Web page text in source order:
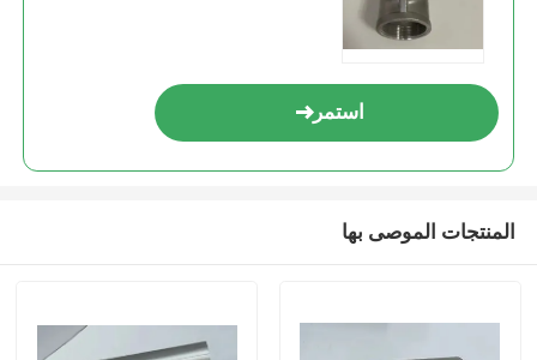
استمر
المنتجات الموصى بها